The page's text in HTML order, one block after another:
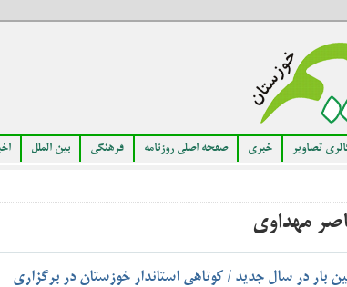
تصاویر خبری صفحه اصلی روزنامه فرهنگی بین الملل
مهداوی
بار در سال جدید / کوتاهی استاندار خوزستان در برگزاری